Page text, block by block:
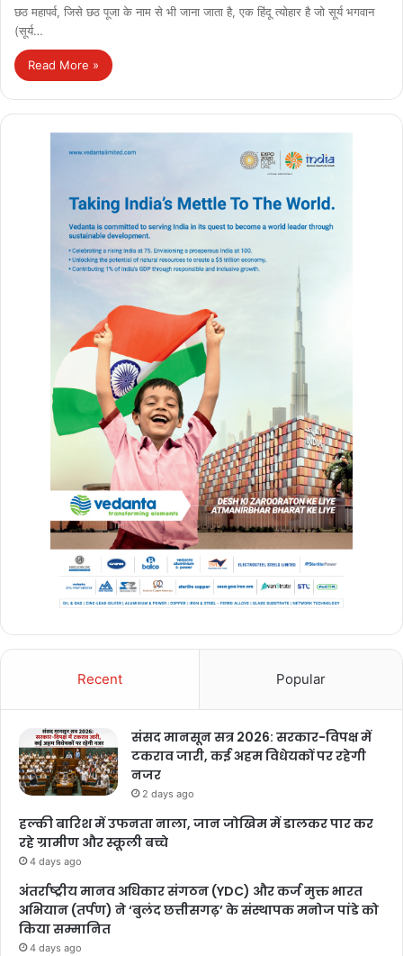
छठ महापर्व, जिसे छठ पूजा के नाम से भी जाना जाता है, एक हिंदू त्योहार है जो सूर्य भगवान
(सूर्य…
Read More »
Recent Popular
संसद मानसून सत्र 2026: सरकार-विपक्ष में
टकराव जारी, कई अहम विधेयकों पर रहेगी
नजर
2 days ago
हल्की बारिश में उफनता नाला, जान जोखिम में डालकर पार कर
रहे ग्रामीण और स्कूली बच्चे
4 days ago
अंतर्राष्ट्रीय मानव अधिकार संगठन (YDC) और कर्ज मुक्त भारत
अभियान (तर्पण) ने ‘बुलंद छत्तीसगढ़’ के संस्थापक मनोज पांडे को
किया सम्मानित
4 days ago